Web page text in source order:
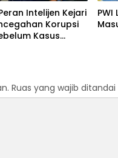
Intelijen Kejari
Korupsi
Kasus
Ruas yang wajib ditandai